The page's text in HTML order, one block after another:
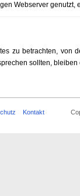
Webserver genutzt,
zu betrachten,
sollten,
Kontakt